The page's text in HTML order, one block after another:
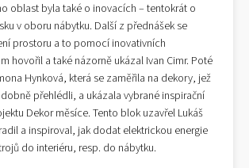
oblast byla také o inovacích – tentokrát o
v oboru nábytku. Další z přednášek se
prostoru a to pomocí inovativních
hovořil a také názorně ukázal Ivan Cimr. Poté
Hynková, která se zaměřila na dekory, jež
přehlédli, a ukázala vybrané inspirační
Dekor měsíce. Tento blok uzavřel Lukáš
a inspiroval, jak dodat elektrickou energie
do interiéru, resp. do nábytku.